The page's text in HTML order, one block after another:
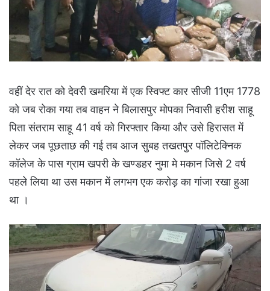
वहीं देर रात को देवरी खमरिया में एक स्विफ्ट कार सीजी 11एम 1778
को जब रोका गया तब वाहन ने बिलासपुर मोपका निवासी हरीश साहू
पिता संतराम साहू 41 वर्ष को गिरफ्तार किया और उसे हिरासत में
लेकर जब पूछताछ की गई तब आज सुबह तखतपुर पॉलिटेक्निक
कॉलेज के पास ग्राम खपरी के खण्डहर नुमा मे मकान जिसे 2 वर्ष
पहले लिया था उस मकान में लगभग एक करोड़ का गांजा रखा हुआ
था ।